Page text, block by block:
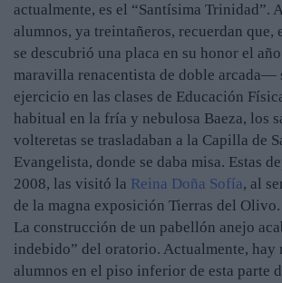
actualmente, es el “Santísima Trinidad”.
alumnos, ya treintañeros, recuerdan que,
se descubrió una placa en su honor el
maravilla renacentista de doble arcada—
ejercicio en las clases de Educación
habitual en la fría y nebulosa Baeza, los
volteretas se trasladaban a la Capilla de
Evangelista, donde se daba misa. Estas
2008, las visitó la Reina Doña Sofía, al
de la magna exposición Tierras del Olivo.
La construcción de un pabellón anejo
indebido” del oratorio. Actualmente, hay
alumnos en el piso inferior de esta parte